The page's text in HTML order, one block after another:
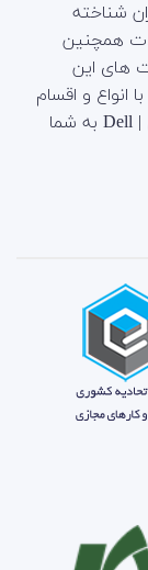
ایران شناخته
همچنین
های این
انواع و اقسام
برندهایی نظیر اچ پی | HP لنوو | Lenovo و دِل | Dell به شما